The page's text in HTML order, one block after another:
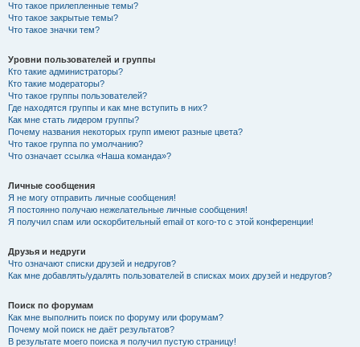
Что такое прилепленные темы?
Что такое закрытые темы?
Что такое значки тем?
Уровни пользователей и группы
Кто такие администраторы?
Кто такие модераторы?
Что такое группы пользователей?
Где находятся группы и как мне вступить в них?
Как мне стать лидером группы?
Почему названия некоторых групп имеют разные цвета?
Что такое группа по умолчанию?
Что означает ссылка «Наша команда»?
Личные сообщения
Я не могу отправить личные сообщения!
Я постоянно получаю нежелательные личные сообщения!
Я получил спам или оскорбительный email от кого-то с этой конференции!
Друзья и недруги
Что означают списки друзей и недругов?
Как мне добавлять/удалять пользователей в списках моих друзей и недругов?
Поиск по форумам
Как мне выполнить поиск по форуму или форумам?
Почему мой поиск не даёт результатов?
В результате моего поиска я получил пустую страницу!